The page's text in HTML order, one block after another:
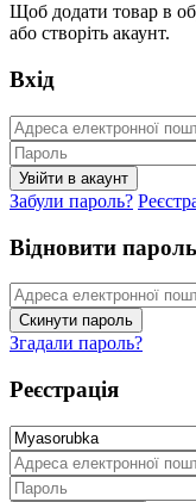
Щоб додати товар в
або створіть акаунт.
Вхід
Забули пароль?
Відновити пароль
Згадали пароль?
Реєстрація